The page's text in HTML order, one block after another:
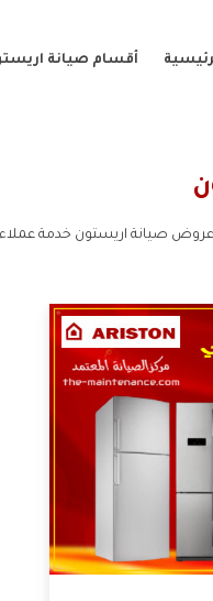
أقسام صيانة
عروض صيانة اريستون خدمة